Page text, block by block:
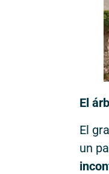
El
El
un